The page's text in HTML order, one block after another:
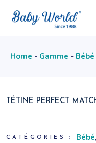
the
Home Gamme Bébé
TÉTINE PERFECT
CATÉGORIES : Bébé,